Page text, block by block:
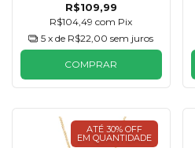
R$109,99
R$104,49com Pix
5 x de R$22,00 sem juros
COMPRAR
ATÉ 30% OFF
EM QUANTIDADE